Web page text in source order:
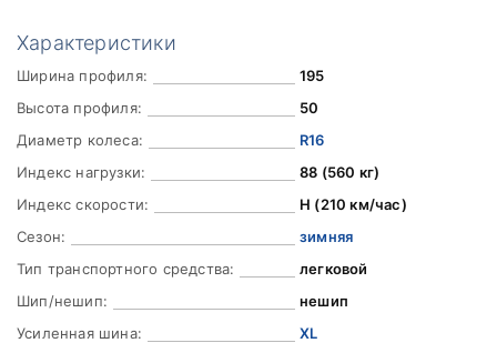
Характеристики
Ширина профиля:
195
Высота профиля:
50
Диаметр колеса:
R16
Индекс нагрузки:
88 (560 кг)
Индекс скорости:
H (210 км/час)
Сезон:
зимняя
Тип транспортного средства:
легковой
Шип/нешип:
нешип
Усиленная шина:
XL